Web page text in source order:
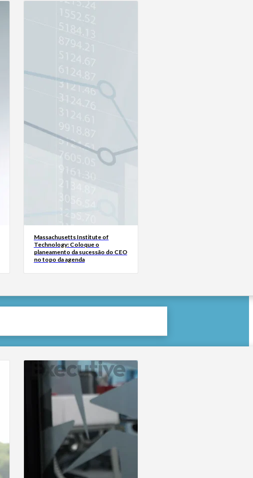
Massachusetts Institute of
Technology: Coloque o
planeamento da sucessão do CEO
no topo da agenda